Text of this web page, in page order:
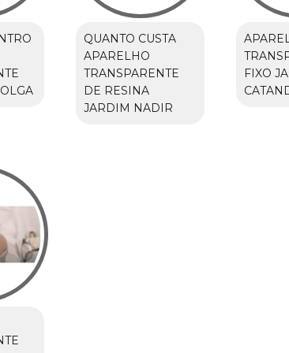
QUANTO CUSTA
APARELHO
TRANSPARENTE
DE RESINA
JARDIM NADIR
FIXO